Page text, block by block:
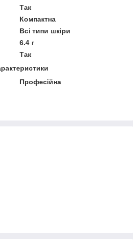
Так
Компактна
Всі типи шкіри
6.4 г
Так
Професійна